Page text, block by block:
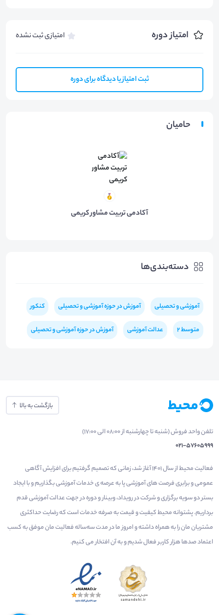
امتیاز دوره امتیازی ثبت نشده
ثبت امتیاز یا دیدگاه برای دوره
دسته‌بندی‌ها
آموزشی و تحصیلی آموزش در حوزه آموزشی و تحصیلی کنکور
متوسط 2 عدالت آموزشی آموزش در حوزه آموزشی و تحصیلی
حامیان
آکادمی تربیت مشاور کریمی
بازگشت به بالا
تلفن واحد فروش (شنبه تا چهارشنبه از 08:00 الی 17:00)
021-57605999
فعالیت محیط از سال 1401 آغاز شد، زمانی که تصمیم گرفتیم برای افزایش آگاهی
عمومی و برابری فرصت های آموزشی پا به عرصه ی خدمات آموزشی بگذاریم و با ایجاد
بستر دو سویه برگزاری و شرکت در رویداد، وبینار و دوره در جهت عدالت آموزشی قدم
برداریم. پشتوانه محیط کیفیت و قیمت به صرفه خدمات است که رضایت حداکثری
مشتریان مان را به همراه داشته و امروز ما در مدت سه‌ساله فعالیت مان موفق به کسب
اعتماد صدها هزار کاربر فعال شدیم و به آن افتخار می‌ کنیم.